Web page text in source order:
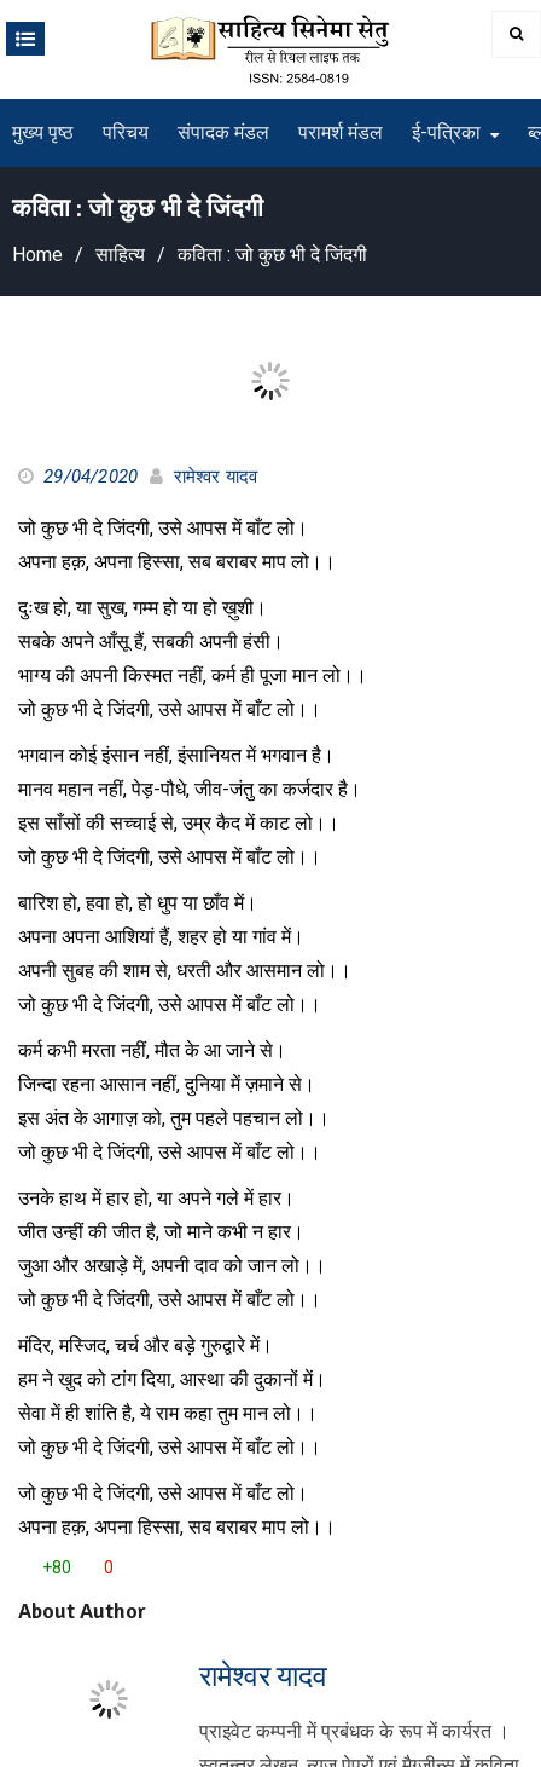
मुख्य पृष्ठ परिचय संपादक मंडल परामर्श मंडल ई-पत्रिका
कविता : जो कुछ भी दे जिंदगी
Home साहित्य कविता : जो कुछ भी दे जिंदगी
29/04/2020 रामेश्वर यादव
जो कुछ भी दे जिंदगी, उसे आपस में बाँट लो।
अपना हक़, अपना हिस्सा, सब बराबर माप लो।।
दुःख हो, या सुख, गम्म हो या हो ख़ुशी।
सबके अपने आँसू हैं, सबकी अपनी हंसी।
भाग्य की अपनी किस्मत नहीं, कर्म ही पूजा मान लो।।
जो कुछ भी दे जिंदगी, उसे आपस में बाँट लो।।
भगवान कोई इंसान नहीं, इंसानियत में भगवान है।
मानव महान नहीं, पेड़-पौधे, जीव-जंतु का कर्जदार है।
इस साँसों की सच्चाई से, उम्र कैद में काट लो।।
जो कुछ भी दे जिंदगी, उसे आपस में बाँट लो।।
बारिश हो, हवा हो, हो धुप या छाँव में।
अपना अपना आशियां हैं, शहर हो या गांव में।
अपनी सुबह की शाम से, धरती और आसमान लो।।
जो कुछ भी दे जिंदगी, उसे आपस में बाँट लो।।
कर्म कभी मरता नहीं, मौत के आ जाने से।
जिन्दा रहना आसान नहीं, दुनिया में ज़माने से।
इस अंत के आगाज़ को, तुम पहले पहचान लो।।
जो कुछ भी दे जिंदगी, उसे आपस में बाँट लो।।
उनके हाथ में हार हो, या अपने गले में हार।
जीत उन्हीं की जीत है, जो माने कभी न हार।
जुआ और अखाड़े में, अपनी दाव को जान लो।।
जो कुछ भी दे जिंदगी, उसे आपस में बाँट लो।।
मंदिर, मस्जिद, चर्च और बड़े गुरुद्वारे में।
हम ने खुद को टांग दिया, आस्था की दुकानों में।
सेवा में ही शांति है, ये राम कहा तुम मान लो।।
जो कुछ भी दे जिंदगी, उसे आपस में बाँट लो।।
जो कुछ भी दे जिंदगी, उसे आपस में बाँट लो।
अपना हक़, अपना हिस्सा, सब बराबर माप लो।।
+80 0
About Author
रामेश्वर यादव
प्राइवेट कम्पनी में प्रबंधक के रूप में कार्यरत ।